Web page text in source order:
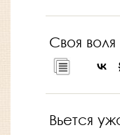
Своя
Вьется